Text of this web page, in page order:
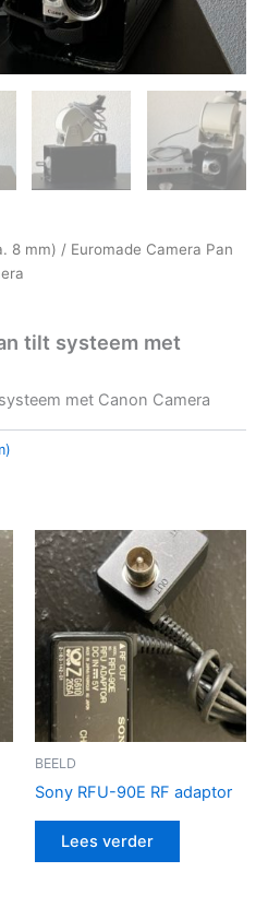
8 mm) / Euromade Camera Pan
tilt systeem met
met Canon Camera
BEELD
Sony RFU-90E RF adaptor
Lees verder